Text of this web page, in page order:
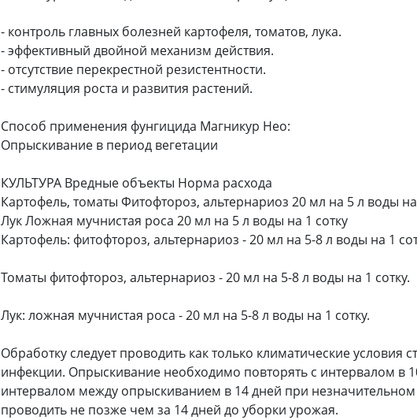
- контроль главных болезней картофеля, томатов, лука.
- эффективный двойной механизм действия.
- отсутствие перекрестной резистентности.
- стимуляция роста и развития растений.
Способ применения фунгицида Магникур Нео:
Опрыскивание в период вегетации
КУЛЬТУРА Вредные объекты Норма расхода
Картофель, томаты Фитофтороз, альтернариоз 20 мл на 5 л воды на
Лук Ложная мучнистая роса 20 мл на 5 л воды на 1 сотку
Картофель: фитофтороз, альтернариоз - 20 мл на 5-8 л воды на 1
Томаты фитофтороз, альтернариоз - 20 мл на 5-8 л воды на 1 сотку.
Лук: ложная мучнистая роса - 20 мл на 5-8 л воды на 1 сотку.
Обработку следует проводить как только климатические условия
инфекции. Опрыскивание необходимо повторять с интервалом в
интервалом между опрыскиванием в 14 дней при
проводить не позже чем за 14 дней до уборки урожая.